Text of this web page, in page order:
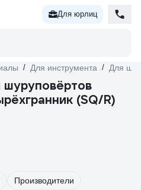
Для юрлиц
/ Для инструмента / Для
(SQ/R)
Производители